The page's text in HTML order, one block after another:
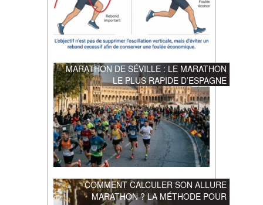
MARATHON DE SÉVILLE : LE MARATHON
LE PLUS RAPIDE D’ESPAGNE
COMMENT CALCULER SON ALLURE
MARATHON ? LA MÉTHODE POUR